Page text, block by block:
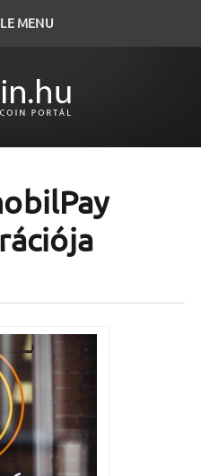
MENU